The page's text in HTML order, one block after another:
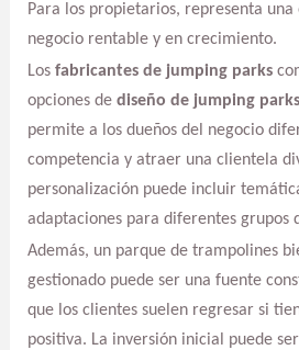
Para los propietarios, representa
negocio rentable y en crecimiento.
Los fabricantes de jumping parks
opciones de diseño de jumping
permite a los dueños del negocio
competencia y atraer una clientela
personalización puede incluir
adaptaciones para diferentes grupos
Además, un parque de trampolines
gestionado puede ser una fuente
que los clientes suelen regresar si
positiva. La inversión inicial puede